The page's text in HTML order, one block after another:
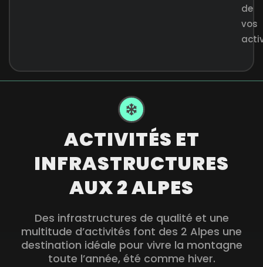
de
vos
ACTIVITÉS ET
INFRASTRUCTURES
AUX 2 ALPES
Des infrastructures de qualité et une
multitude d’activités font des 2 Alpes une
destination idéale pour vivre la montagne
toute l’année, été comme hiver.